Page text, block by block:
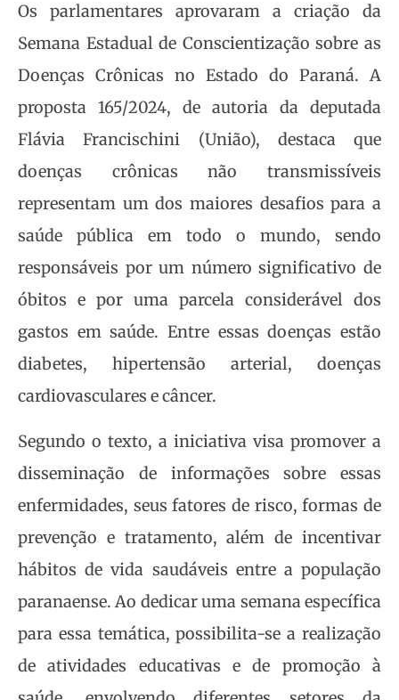
Os parlamentares aprovaram a criação da
Semana Estadual de Conscientização sobre as
Doenças Crônicas no Estado do Paraná. A
proposta 165/2024, de autoria da deputada
Flávia Francischini (União), destaca que
doenças crônicas não transmissíveis
representam um dos maiores desafios para a
saúde pública em todo o mundo, sendo
responsáveis por um número significativo de
óbitos e por uma parcela considerável dos
gastos em saúde. Entre essas doenças estão
diabetes, hipertensão arterial, doenças
cardiovasculares e câncer.
Segundo o texto, a iniciativa visa promover a
disseminação de informações sobre essas
enfermidades, seus fatores de risco, formas de
prevenção e tratamento, além de incentivar
hábitos de vida saudáveis entre a população
paranaense. Ao dedicar uma semana específica
para essa temática, possibilita-se a realização
de atividades educativas e de promoção à